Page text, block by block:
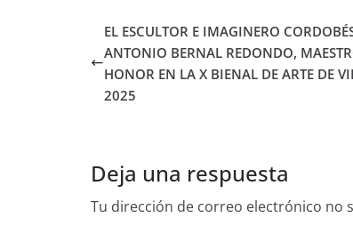
EL ESCULTOR E IMAGINERO
ANTONIO BERNAL REDONDO,
HONOR EN LA X BIENAL DE ARTE DE
2025
Deja una respuesta
Tu dirección de correo electrónico no